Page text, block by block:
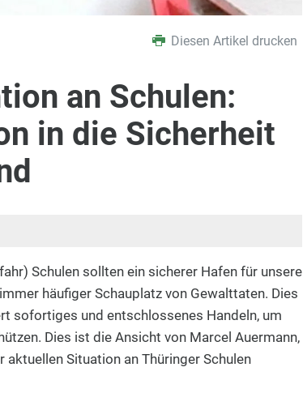
Diesen Artikel drucken
an Schulen:
in die Sicherheit
Schulen sollten ein sicherer Hafen für unsere
häufiger Schauplatz von Gewalttaten. Dies
sofortiges und entschlossenes Handeln, um
Dies ist die Ansicht von Marcel Auermann,
Situation an Thüringer Schulen